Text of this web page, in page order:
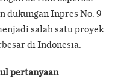
dukungan Inpres No. 9
salah satu proyek
di Indonesia.
pertanyaan